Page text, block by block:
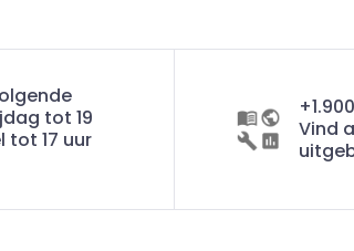
tot 19
tot 17 uur
Vind